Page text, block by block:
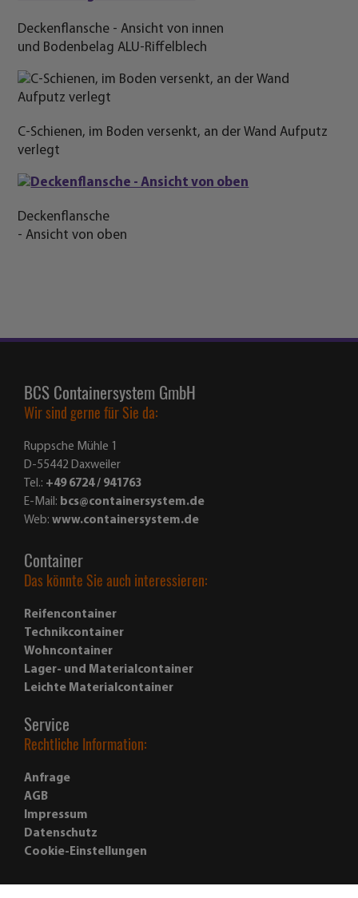
- Ansicht von oben
Ruppsche Mühle 1
Tel.:+49 6724 / 941763
E-Mail:bcs@containersystem.de
Web:www.containersystem.de
Container
Reifencontainer
Wohncontainer
Lager- und Materialcontainer
Leichte Materialcontainer
Service
Anfrage
Impressum
Datenschutz
Cookie-Einstellungen